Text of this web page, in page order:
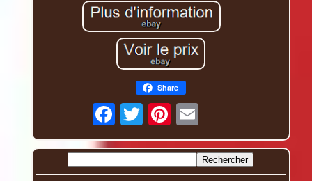
Share